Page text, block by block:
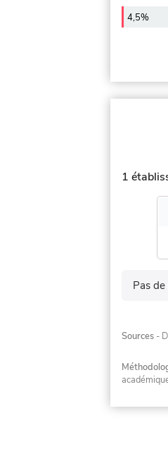
4,5%
1
Pas
Sources -